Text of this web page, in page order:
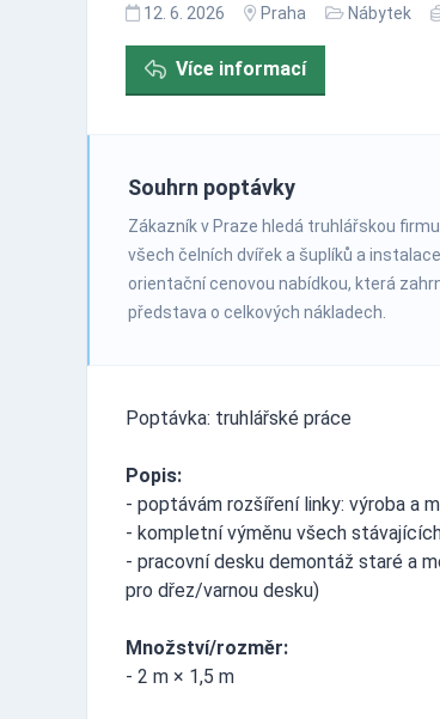
12. 6. 2026 Praha Nábytek
Více informací
Souhrn poptávky
Zákazník v Praze hledá truhlářskou
všech čelních dvířek a šuplíků a
orientační cenovou nabídkou, která
představa o celkových nákladech.
Poptávka: truhlářské práce
Popis:
- poptávám rozšíření linky: výroba a
- kompletní výměnu všech
- pracovní desku demontáž staré a
pro dřez/varnou desku)
Množství/rozměr:
- 2 m × 1,5 m